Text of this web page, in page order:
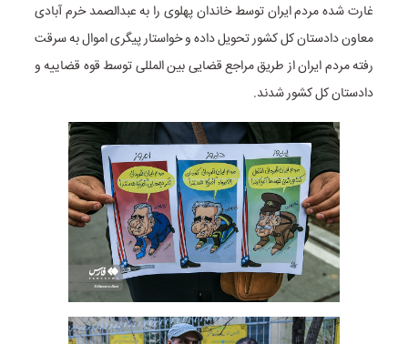
غارت شده مردم ایران توسط خاندان پهلوی را به عبدالصمد خرم آبادی
معاون دادستان کل کشور تحویل داده و خواستار پیگری اموال به سرقت
رفته مردم ایران از طریق مراجع قضایی بین المللی توسط قوه قضاییه و
دادستان کل کشور شدند.